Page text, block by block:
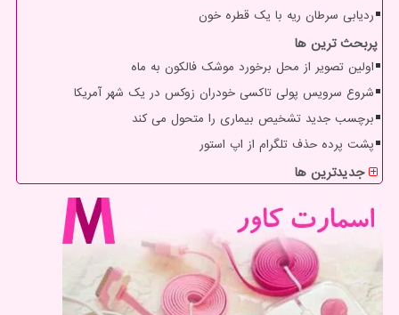
ردیابی سرطان ریه با یک قطره خون
پربحث ترین ها
اولین تصویر از محل برخورد موشک فالکون به ماه
شروع سرویس پولی تاکسی خودران زوکس در یک شهر آمریکا
برچسب جدید تشخیص بیماری را متحول می کند
پشت پرده حذف تلگرام از اپ استور
جدیدترین ها